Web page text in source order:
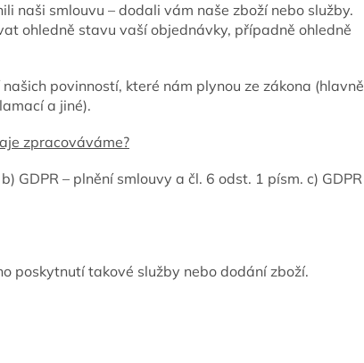
naši smlouvu – dodali vám naše zboží nebo služby.
ohledně stavu vaší objednávky, případně ohledně
povinností, které nám plynou ze zákona (hlavně
a jiné).
zpracováváme?
GDPR – plnění smlouvy a čl. 6 odst. 1 písm. c) GDPR
poskytnutí takové služby nebo dodání zboží.